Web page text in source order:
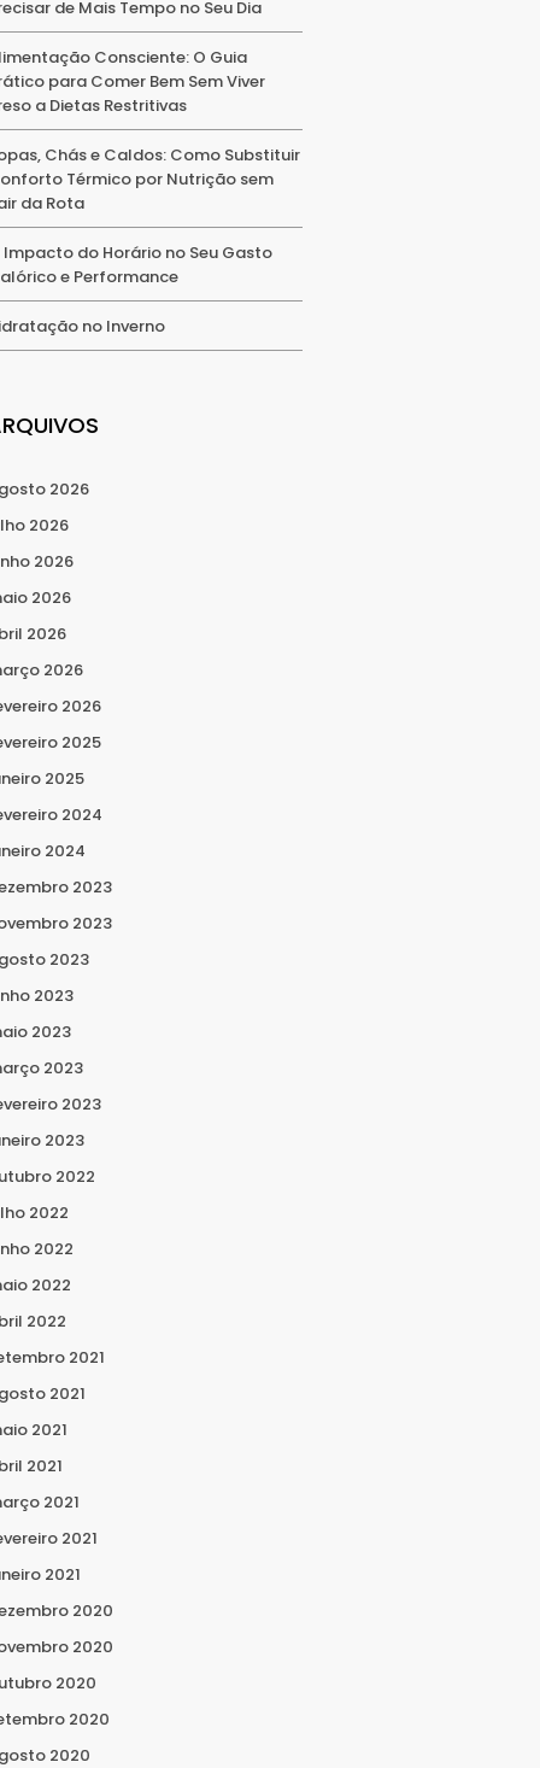
de Mais Tempo no Seu Dia
Consciente: O Guia
para Comer Bem Sem Viver
a Dietas Restritivas
Chás e Caldos: Como Substituir
Térmico por Nutrição sem
da Rota
Impacto do Horário no Seu Gasto
e Performance
no Inverno
2026
2026
2026
2026
2026
2026
2026
2025
2025
2024
2024
2023
2023
2023
2023
2023
2023
2023
2023
2022
2022
2022
2022
2022
2021
2021
2021
2021
2021
2021
2021
2020
2020
2020
2020
2020